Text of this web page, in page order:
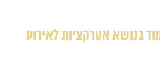
בנושא אטרקציות לאירוע